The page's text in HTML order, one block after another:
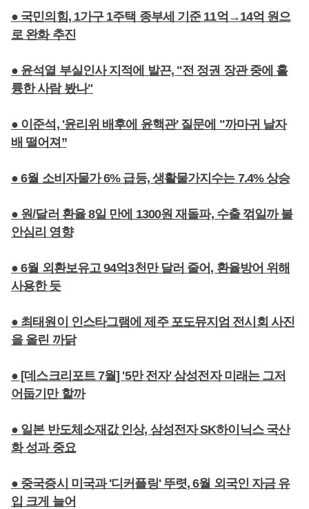
● 국민의힘, 1가구 1주택 종부세 기준 11억→14억 원으
로 완화 추진
● 윤석열 부실인사 지적에 발끈, "전 정권 장관 중에 훌
륭한 사람 봤나"
● 이준석, '윤리위 배후에 윤핵관' 질문에 "까마귀 날자
배 떨어져”
● 6월 소비자물가 6% 급등, 생활물가지수는 7.4% 상승
● 원/달러 환율 8일 만에 1300원 재돌파, 수출 꺾일까 불
안심리 영향
● 6월 외환보유고 94억3천만 달러 줄어, 환율방어 위해
사용한 듯
● 최태원이 인스타그램에 제주 포도뮤지엄 전시회 사진
을 올린 까닭
● [데스크리포트 7월] '5만 전자' 삼성전자 미래는 그저
어둡기만 할까
● 일본 반도체소재값 인상, 삼성전자 SK하이닉스 국산
화 성과 중요
● 중국증시 미국과 '디커플링' 뚜렷, 6월 외국인 자금 유
입 크게 늘어